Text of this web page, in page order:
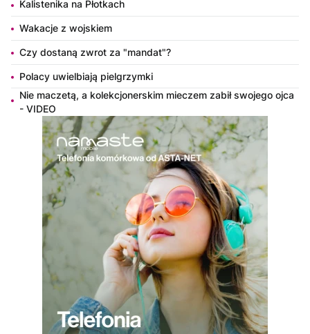
Kalistenika na Płotkach
Wakacje z wojskiem
Czy dostaną zwrot za "mandat"?
Polacy uwielbiają pielgrzymki
Nie maczetą, a kolekcjonerskim mieczem zabił swojego ojca
- VIDEO